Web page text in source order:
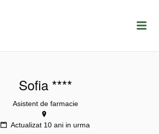
LOCURIDEMUNCACLUJ.NET
Sofia ****
Asistent de farmacie
Actualizat 10 ani in urma